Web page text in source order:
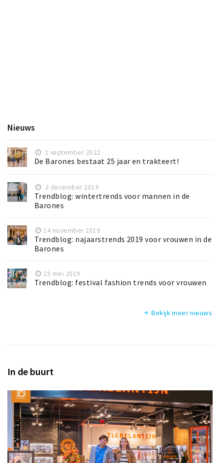
Nieuws
1 september 2022
De Barones bestaat 25 jaar en trakteert!
2 december 2019
Trendblog: wintertrends voor mannen in de
Barones
14 november 2019
Trendblog: najaarstrends 2019 voor vrouwen in de
Barones
29 mei 2019
Trendblog: festival fashion trends voor vrouwen
add Bekijk meer nieuws
In de buurt